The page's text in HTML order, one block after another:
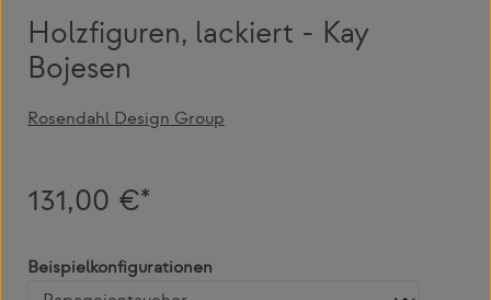
Holzfiguren, lackiert - Kay
Bojesen
Rosendahl Design Group
131,00 €*
Beispielkonfigurationen